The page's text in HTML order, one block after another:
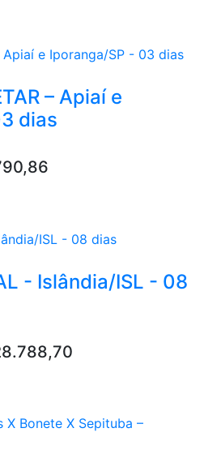
– Apiaí e
dias
- Islândia/ISL - 08